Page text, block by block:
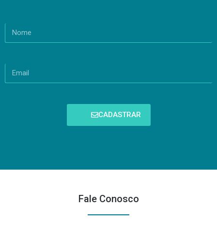
CADASTRAR
Fale Conosco